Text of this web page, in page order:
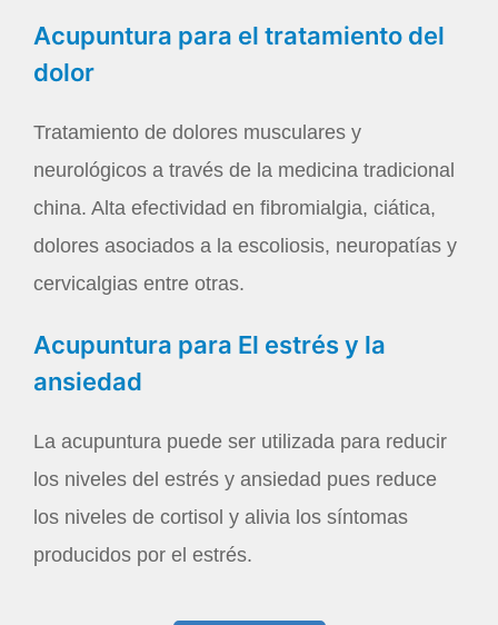
Acupuntura para el tratamiento del
dolor
Tratamiento de dolores musculares y
neurológicos a través de la medicina tradicional
china. Alta efectividad en fibromialgia, ciática,
dolores asociados a la escoliosis, neuropatías y
cervicalgias entre otras.
Acupuntura para El estrés y la
ansiedad
La acupuntura puede ser utilizada para reducir
los niveles del estrés y ansiedad pues reduce
los niveles de cortisol y alivia los síntomas
producidos por el estrés.